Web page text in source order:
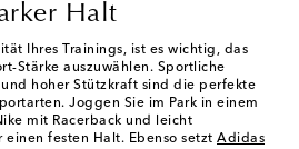
Halt
Ihres Trainings, ist es wichtig, das
Stärke auszuwählen. Sportliche
und hoher Stützkraft sind die perfekte
Joggen Sie im Park in einem
mit Racerback und leicht
festen Halt. Ebenso setzt Adidas